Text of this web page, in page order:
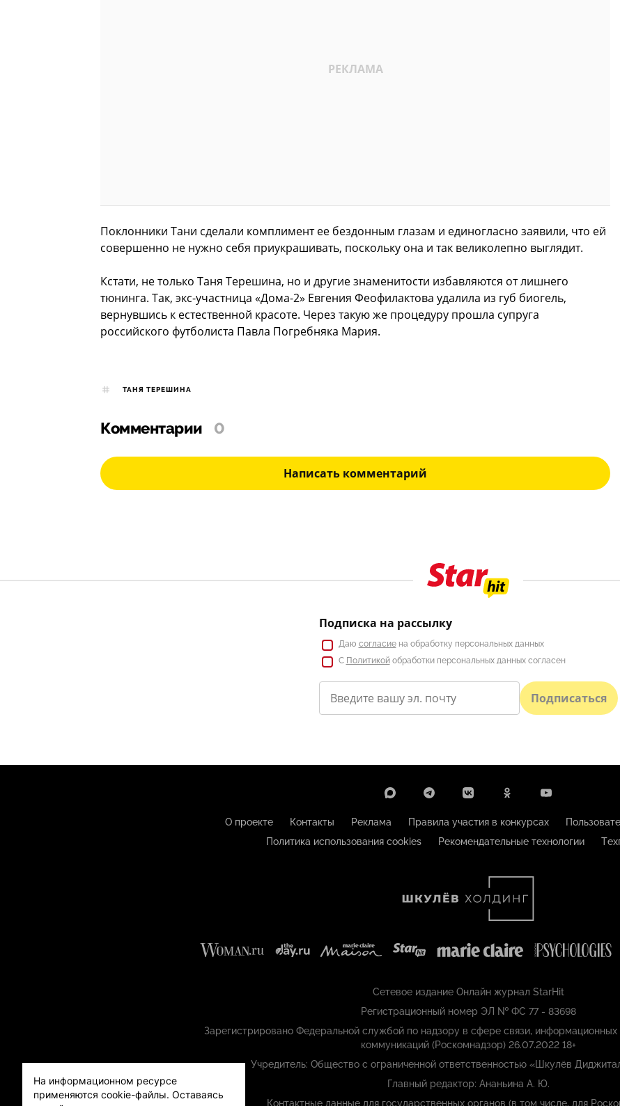
Поклонники Тани сделали комплимент ее бездонным глазам и единогласно заявили, что ей
совершенно не нужно себя приукрашивать, поскольку она и так великолепно выглядит.
Кстати, не только Таня Терешина, но и другие знаменитости избавляются от лишнего
тюнинга. Так, экс-участница «Дома-2» Евгения Феофилактова удалила из губ биогель,
вернувшись к естественной красоте. Через такую же процедуру прошла супруга
российского футболиста Павла Погребняка Мария.
ТАНЯ ТЕРЕШИНА
Комментарии 0
Написать комментарий
Подписка на рассылку
Даю согласиена обработку персональных данных
С Политикойобработки персональных данных согласен
Подписаться
О проекте Контакты Реклама Правила участия в конкурсах
Политика использования cookies
Рекомендательные технологии
Сетевое издание Онлайн журнал StarHit
Регистрационный номер ЭЛ № ФС 77 - 83698
Зарегистрировано Федеральной службой по надзору в сфере связи, информационных
коммуникаций (Роскомнадзор) 26.07.2022 18+
Учредитель: Общество с ограниченной ответственностью «Шкулёв
Главный редактор: Ананьина А. Ю.
Контактные данные для государственных органов (в том числе, для
На информационном ресурсе
применяются cookie-файлы. Оставаясь